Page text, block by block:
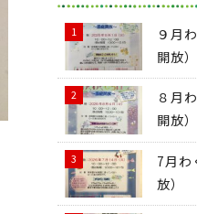
９月
開放）
８月
開放）
7月わ
放）